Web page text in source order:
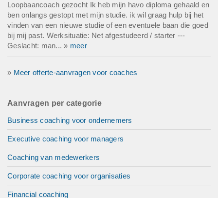
Loopbaancoach gezocht Ik heb mijn havo diploma gehaald en
ben onlangs gestopt met mijn studie. ik wil graag hulp bij het
vinden van een nieuwe studie of een eventuele baan die goed
bij mij past. Werksituatie: Net afgestudeerd / starter ---
Geslacht: man... » meer
» Meer offerte-aanvragen voor coaches
Aanvragen per categorie
Business coaching voor ondernemers
Executive coaching voor managers
Coaching van medewerkers
Corporate coaching voor organisaties
Financial coaching